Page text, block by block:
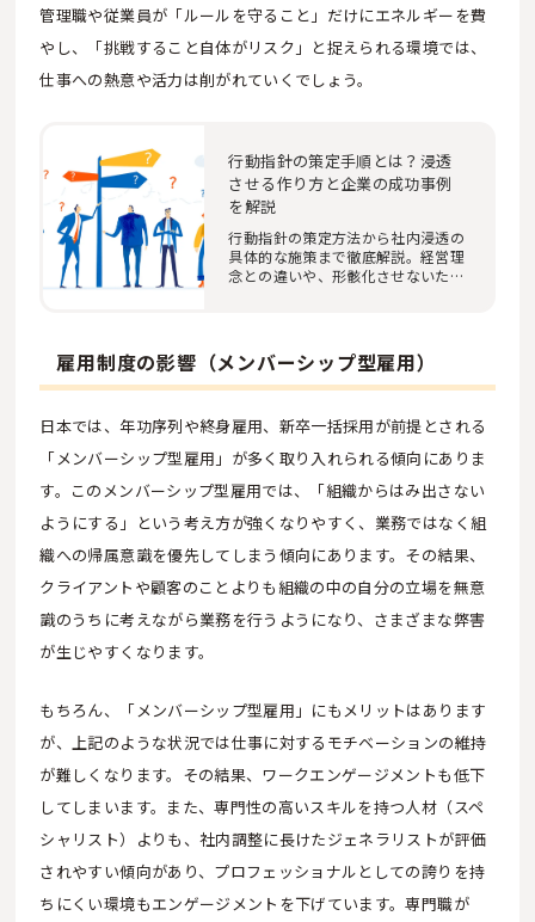
管理職や従業員が「ルールを守ること」だけにエネルギーを費
やし、「挑戦すること自体がリスク」と捉えられる環境では、
仕事への熱意や活力は削がれていくでしょう。
行動指針の策定手順とは？浸透
させる作り方と企業の成功事例
を解説
行動指針の策定方法から社内浸透の
具体的な施策まで徹底解説。経営理
念との違いや、形骸化させないため
雇用制度の影響（メンバーシップ型雇用）
日本では、年功序列や終身雇用、新卒一括採用が前提とされる
「メンバーシップ型雇用」が多く取り入れられる傾向にありま
す。このメンバーシップ型雇用では、「組織からはみ出さない
ようにする」という考え方が強くなりやすく、業務ではなく組
織への帰属意識を優先してしまう傾向にあります。その結果、
クライアントや顧客のことよりも組織の中の自分の立場を無意
識のうちに考えながら業務を行うようになり、さまざまな弊害
が生じやすくなります。
もちろん、「メンバーシップ型雇用」にもメリットはあります
が、上記のような状況では仕事に対するモチベーションの維持
が難しくなります。その結果、ワークエンゲージメントも低下
してしまいます。また、専門性の高いスキルを持つ人材（スペ
シャリスト）よりも、社内調整に長けたジェネラリストが評価
されやすい傾向があり、プロフェッショナルとしての誇りを持
ちにくい環境もエンゲージメントを下げています。専門職が